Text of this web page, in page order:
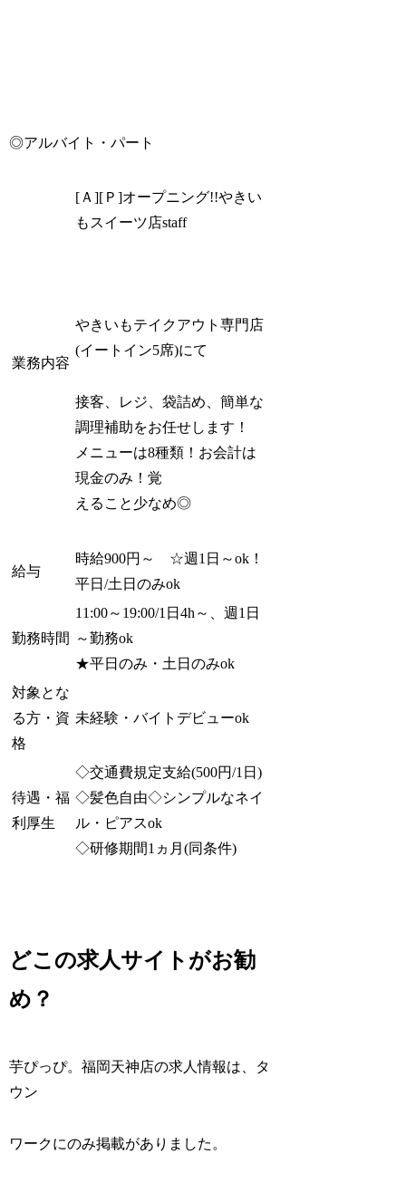
◎アルバイト・パート
業務内容
[Ａ][Ｐ]オープニング!!やきい
もスイーツ店staff
やきいもテイクアウト専門店
(イートイン5席)にて
接客、レジ、袋詰め、簡単な
調理補助をお任せします！
メニューは8種類！お会計は
現金のみ！覚
えること少なめ◎
給与
時給900円～ ☆週1日～ok！
平日/土日のみok
勤務時間
11:00～19:00/1日4h～、週1日
～勤務ok
★平日のみ・土日のみok
対象とな
る方・資
格
未経験・バイトデビューok
待遇・福
利厚生
◇交通費規定支給(500円/1日)
◇髪色自由◇シンプルなネイ
ル・ピアスok
◇研修期間1ヵ月(同条件)
どこの求人サイトがお勧
め？
芋ぴっぴ。福岡天神店の求人情報は、タ
ウン
ワークにのみ掲載がありました。